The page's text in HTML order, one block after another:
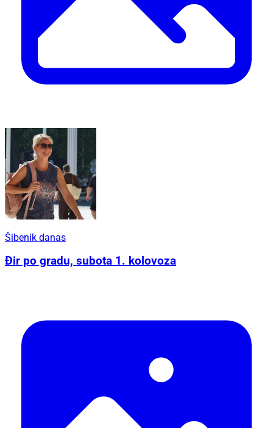
Šibenik danas
Đir po gradu, subota 1. kolovoza